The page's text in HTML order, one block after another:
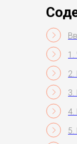
1.
2.
3.
4.
5.